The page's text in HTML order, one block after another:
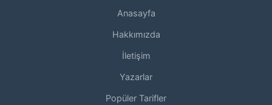
Anasayfa
Hakkımızda
İletişim
Yazarlar
Popüler Tarifler